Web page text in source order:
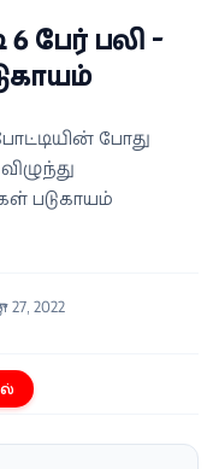
பேர் பலி -
போது
படுகாயம்
27, 2022